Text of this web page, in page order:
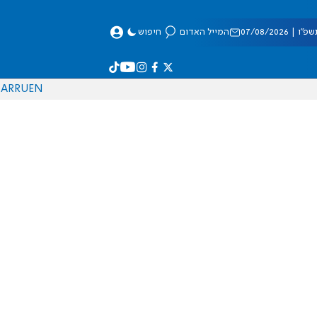
08/2026 המייל האדום חיפוש
EN
RU
AR